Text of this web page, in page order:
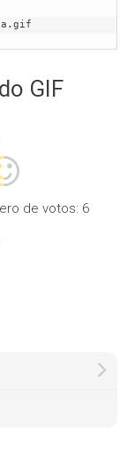
GIF
de votos: 6